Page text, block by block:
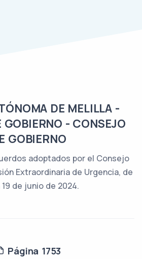
DE MELILLA -
GOBIERNO - CONSEJO
GOBIERNO
adoptados por el Consejo
Extraordinaria de Urgencia, de
de junio de 2024.
Página 1753